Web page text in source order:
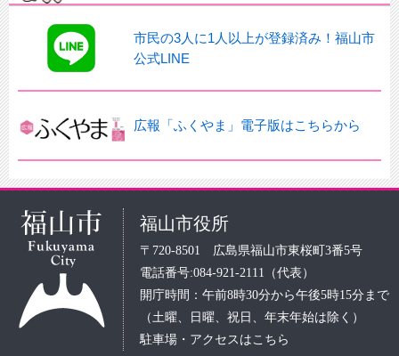
市民の3人に1人以上が登録済み！福山市
公式LINE
広報「ふくやま」電子版はこちらから
福山市役所
〒720-8501 広島県福山市東桜町3番5号
電話番号:084-921-2111（代表）
開庁時間：午前8時30分から午後5時15分まで
（土曜、日曜、祝日、年末年始は除く）
駐車場・アクセスはこちら